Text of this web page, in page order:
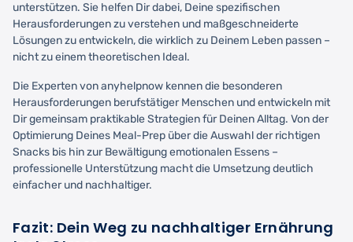
unterstützen. Sie helfen Dir dabei, Deine spezifischen
Herausforderungen zu verstehen und maßgeschneiderte
Lösungen zu entwickeln, die wirklich zu Deinem Leben passen –
nicht zu einem theoretischen Ideal.
Die Experten von anyhelpnow kennen die besonderen
Herausforderungen berufstätiger Menschen und entwickeln mit
Dir gemeinsam praktikable Strategien für Deinen Alltag. Von der
Optimierung Deines Meal-Prep über die Auswahl der richtigen
Snacks bis hin zur Bewältigung emotionalen Essens –
professionelle Unterstützung macht die Umsetzung deutlich
einfacher und nachhaltiger.
Fazit: Dein Weg zu nachhaltiger Ernährung